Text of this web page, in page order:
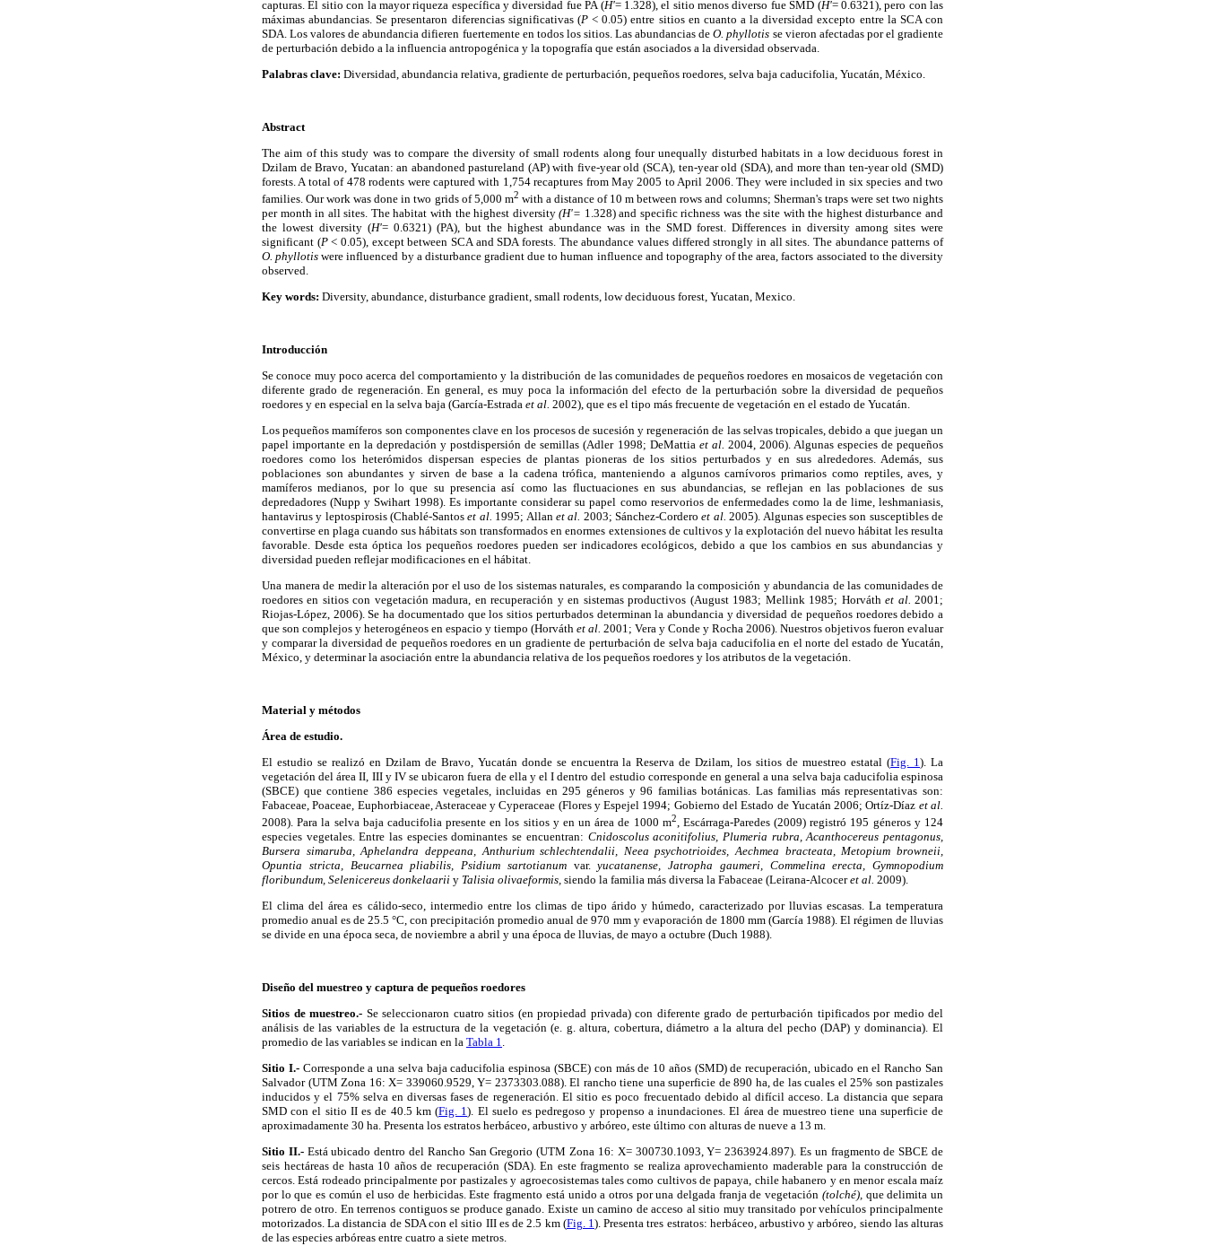
capturas. El sitio con la mayor riqueza específica y diversidad fue PA (H'= 1.328), el sitio menos diverso fue SMD (H'= 0.6321), pero con las
máximas abundancias. Se presentaron diferencias significativas (P< 0.05) entre sitios en cuanto a la diversidad excepto entre la SCA con
SDA. Los valores de abundancia difieren fuertemente en todos los sitios. Las abundancias deO. phyllotis se vieron afectadas por el gradiente
de perturbación debido a la influencia antropogénica y la topografía que están asociados a la diversidad observada.
Palabras clave: Diversidad, abundancia relativa, gradiente de perturbación, pequeños roedores, selva baja caducifolia, Yucatán, México.
Abstract
The aim of this study was to compare the diversity of small rodents along four unequally disturbed habitats in a low deciduous forest in
Dzilam de Bravo, Yucatan: an abandoned pastureland (AP) with five-year old (SCA), ten-year old (SDA), and more than ten-year old (SMD)
forests. A total of 478 rodents were captured with 1,754 recaptures from May 2005 to April 2006. They were included in six species and two
families. Our work was done in two grids of 5,000 m2 with a distance of 10 m between rows and columns; Sherman's traps were set two nights
per month in all sites. The habitat with the highest diversity(H'= 1.328) and specific richness was the site with the highest disturbance and
the lowest diversity (H'= 0.6321) (PA), but the highest abundance was in the SMD forest. Differences in diversity among sites were
significant (P< 0.05), except between SCA and SDA forests. The abundance values differed strongly in all sites. The abundance patterns of
O. phyllotis were influenced by a disturbance gradient due to human influence and topography of the area, factors associated to the diversity
observed.
Key words: Diversity, abundance, disturbance gradient, small rodents, low deciduous forest, Yucatan, Mexico.
Introducción
Se conoce muy poco acerca del comportamiento y la distribución de las comunidades de pequeños roedores en mosaicos de vegetación con
diferente grado de regeneración. En general, es muy poca la información del efecto de la perturbación sobre la diversidad de pequeños
roedores y en especial en la selva baja (García-Estrada et al. 2002), que es el tipo más frecuente de vegetación en el estado de Yucatán.
Los pequeños mamíferos son componentes clave en los procesos de sucesión y regeneración de las selvas tropicales, debido a que juegan un
papel importante en la depredación y postdispersión de semillas (Adler 1998; DeMattia et al. 2004, 2006). Algunas especies de pequeños
roedores como los heterómidos dispersan especies de plantas pioneras de los sitios perturbados y en sus alrededores. Además, sus
poblaciones son abundantes y sirven de base a la cadena trófica, manteniendo a algunos carnívoros primarios como reptiles, aves, y
mamíferos medianos, por lo que su presencia así como las fluctuaciones en sus abundancias, se reflejan en las poblaciones de sus
depredadores (Nupp y Swihart 1998). Es importante considerar su papel como reservorios de enfermedades como la de lime, leshmaniasis,
hantavirus y leptospirosis (Chablé-Santoset al. 1995; Allan et al. 2003; Sánchez-Corderoet al. 2005). Algunas especies son susceptibles de
convertirse en plaga cuando sus hábitats son transformados en enormes extensiones de cultivos y la explotación del nuevo hábitat les resulta
favorable. Desde esta óptica los pequeños roedores pueden ser indicadores ecológicos, debido a que los cambios en sus abundancias y
diversidad pueden reflejar modificaciones en el hábitat.
Una manera de medir la alteración por el uso de los sistemas naturales, es comparando la composición y abundancia de las comunidades de
roedores en sitios con vegetación madura, en recuperación y en sistemas productivos (August 1983; Mellink 1985; Horváthet al. 2001;
Riojas-López, 2006). Se ha documentado que los sitios perturbados determinan la abundancia y diversidad de pequeños roedores debido a
que son complejos y heterogéneos en espacio y tiempo (Horváth et al. 2001; Vera y Conde y Rocha 2006). Nuestros objetivos fueron evaluar
y comparar la diversidad de pequeños roedores en un gradiente de perturbación de selva baja caducifolia en el norte del estado de Yucatán,
México, y determinar la asociación entre la abundancia relativa de los pequeños roedores y los atributos de la vegetación.
Material y métodos
Área de estudio.
El estudio se realizó en Dzilam de Bravo, Yucatán donde se encuentra la Reserva de Dzilam, los sitios de muestreo estatal (Fig. 1). La
vegetación del área II, III y IV se ubicaron fuera de ella y el I dentro del estudio corresponde en general a una selva baja caducifolia espinosa
(SBCE) que contiene 386 especies vegetales, incluidas en 295 géneros y 96 familias botánicas. Las familias más representativas son:
Fabaceae, Poaceae, Euphorbiaceae, Asteraceae y Cyperaceae (Flores y Espejel 1994; Gobierno del Estado de Yucatán 2006; Ortíz-Díaz et al.
2008). Para la selva baja caducifolia presente en los sitios y en un área de 1000 m2, Escárraga-Paredes (2009) registró 195 géneros y 124
especies vegetales. Entre las especies dominantes se encuentran: Cnidoscolus aconitifolius, Plumeria rubra, Acanthocereus pentagonus,
Bursera simaruba, Aphelandra deppeana, Anthurium schlechtendalii, Neea psychotrioides, Aechmea bracteata, Metopium browneii,
Opuntia stricta, Beucarnea pliabilis, Psidium sartotianumvar.yucatanense, Jatropha gaumeri, Commelina erecta, Gymnopodium
floribundum, Selenicereus donkelaarii y Talisia olivaeformis, siendo la familia más diversa la Fabaceae (Leirana-Alcoceret al. 2009).
El clima del área es cálido-seco, intermedio entre los climas de tipo árido y húmedo, caracterizado por lluvias escasas. La temperatura
promedio anual es de 25.5 °C, con precipitación promedio anual de 970 mm y evaporación de 1800 mm (García 1988). El régimen de lluvias
se divide en una época seca, de noviembre a abril y una época de lluvias, de mayo a octubre (Duch 1988).
Diseño del muestreo y captura de pequeños roedores
Sitios de muestreo.- Se seleccionaron cuatro sitios (en propiedad privada) con diferente grado de perturbación tipificados por medio del
análisis de las variables de la estructura de la vegetación (e. g. altura, cobertura, diámetro a la altura del pecho (DAP) y dominancia). El
promedio de las variables se indican en la Tabla 1.
Sitio I.-Corresponde a una selva baja caducifolia espinosa (SBCE) con más de 10 años (SMD) de recuperación, ubicado en el Rancho San
Salvador (UTM Zona 16: X= 339060.9529, Y= 2373303.088). El rancho tiene una superficie de 890 ha, de las cuales el 25% son pastizales
inducidos y el 75% selva en diversas fases de regeneración. El sitio es poco frecuentado debido al difícil acceso. La distancia que separa
SMD con el sitio II es de 40.5 km (Fig. 1). El suelo es pedregoso y propenso a inundaciones. El área de muestreo tiene una superficie de
aproximadamente 30 ha. Presenta los estratos herbáceo, arbustivo y arbóreo, este último con alturas de nueve a 13 m.
Sitio II.-Está ubicado dentro del Rancho San Gregorio (UTM Zona 16: X= 300730.1093, Y= 2363924.897). Es un fragmento de SBCE de
seis hectáreas de hasta 10 años de recuperación (SDA). En este fragmento se realiza aprovechamiento maderable para la construcción de
cercos. Está rodeado principalmente por pastizales y agroecosistemas tales como cultivos de papaya, chile habanero y en menor escala maíz
por lo que es común el uso de herbicidas. Este fragmento está unido a otros por una delgada franja de vegetación (tolché),que delimita un
potrero de otro. En terrenos contiguos se produce ganado. Existe un camino de acceso al sitio muy transitado por vehículos principalmente
motorizados. La distancia de SDA con el sitio III es de 2.5 km (Fig. 1). Presenta tres estratos: herbáceo, arbustivo y arbóreo, siendo las alturas
de las especies arbóreas entre cuatro a siete metros.